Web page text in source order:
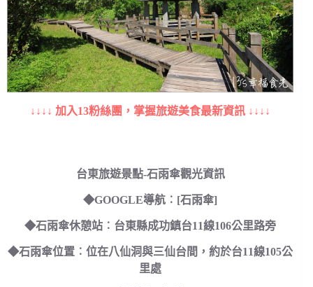
↓↓↓↓ 加入13粉絲團，掌握旅遊美食最新資訊 ↓↓↓↓
台東旅遊景點-石雨傘觀光資訊
◆GOOGLE導航︰[石雨傘]
◆石雨傘休憩站︰台東縣成功鎮台11線106公里路旁
◆石雨傘位置︰位在八仙洞與三仙台間，約於台11線105公
里處